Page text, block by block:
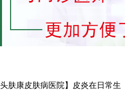
肤康皮肤病医院】皮炎在日常生